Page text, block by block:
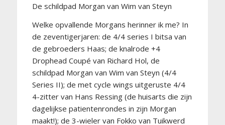
De schildpad Morgan van Wim van Steyn
Welke opvallende Morgans herinner ik me? In
de zeventigerjaren: de 4/4 series I bitsa van
de gebroeders Haas; de knalrode +4
Drophead Coupé van Richard Hol, de
schildpad Morgan van Wim van Steyn (4/4
Series II); de met cycle wings uitgeruste 4/4
4-zitter van Hans Ressing (de huisarts die zijn
dagelijkse patientenrondes in zijn Morgan
maakt!); de 3-wieler van Fokko van Tuikwerd